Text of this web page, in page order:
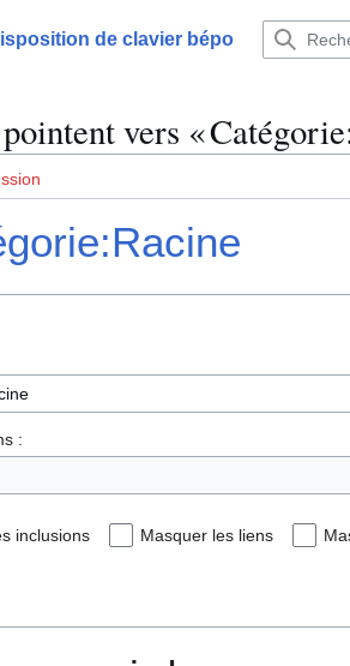
de clavier bépo
vers «
:
inclusions Masquer les liens